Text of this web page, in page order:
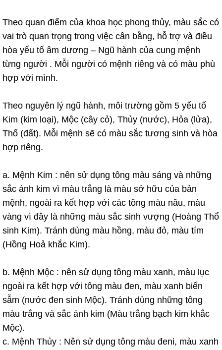
Theo quan điểm của khoa học phong thủy, màu sắc có
vai trò quan trọng trong việc cân bằng, hỗ trợ và điều
hòa yếu tố âm dương – Ngũ hành của cung mệnh
từng người . Mỗi người có mệnh riêng và có màu phù
hợp với mình.
Theo nguyên lý ngũ hành, môi trường gồm 5 yếu tố
Kim (kim loại), Mộc (cây cỏ), Thủy (nước), Hỏa (lửa),
Thổ (đất). Mỗi mệnh sẽ có màu sắc tương sinh và hòa
hợp riêng.
a. Mệnh Kim : nên sử dụng tông màu sáng và những
sắc ánh kim vì màu trắng là màu sở hữu của bản
mệnh, ngoài ra kết hợp với các tông màu nâu, màu
vàng vì đây là những màu sắc sinh vượng (Hoàng Thổ
sinh Kim). Tránh dùng màu hồng, màu đỏ, màu tím
(Hồng Hoả khắc Kim).
b. Mệnh Mộc : nên sử dụng tông màu xanh, màu lục
ngoài ra kết hợp với tông màu đen, màu xanh biển
sẫm (nước đen sinh Mộc). Tránh dùng những tông
màu trắng và sắc ánh kim (Màu trắng bạch kim khắc
Mộc).
c. Mệnh Thủy : Nên sử dụng tông màu đeni, màu xanh